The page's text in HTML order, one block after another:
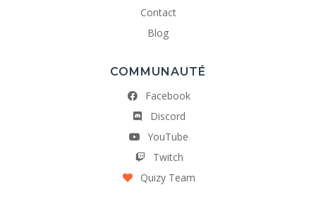
Contact
Blog
COMMUNAUTÉ
Facebook
Discord
YouTube
Twitch
Quizy Team